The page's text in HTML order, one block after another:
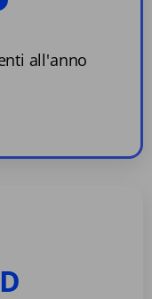
all'anno